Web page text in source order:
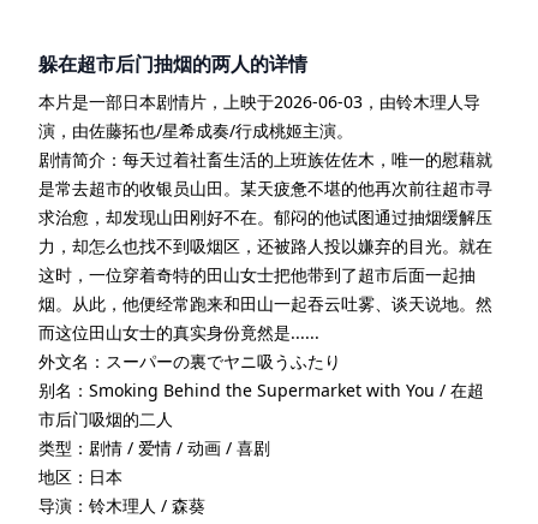
躲在超市后门抽烟的两人的详情
本片是一部日本剧情片 ，上映于2026-06-03 ，由铃木理人导
演 ，由佐藤拓也/星希成奏/行成桃姬主演。
剧情简介： 每天过着社畜生活的上班族佐佐木，唯一的慰藉就
是常去超市的收银员山田。某天疲惫不堪的他再次前往超市寻
求治愈，却发现山田刚好不在。郁闷的他试图通过抽烟缓解压
力，却怎么也找不到吸烟区，还被路人投以嫌弃的目光。就在
这时，一位穿着奇特的田山女士把他带到了超市后面一起抽
烟。从此，他便经常跑来和田山一起吞云吐雾、谈天说地。然
而这位田山女士的真实身份竟然是......
外文名： スーパーの裏でヤニ吸うふたり
别名： Smoking Behind the Supermarket with You / 在超
市后门吸烟的二人
类型： 剧情 / 爱情 / 动画 / 喜剧
地区： 日本
导演： 铃木理人 / 森葵